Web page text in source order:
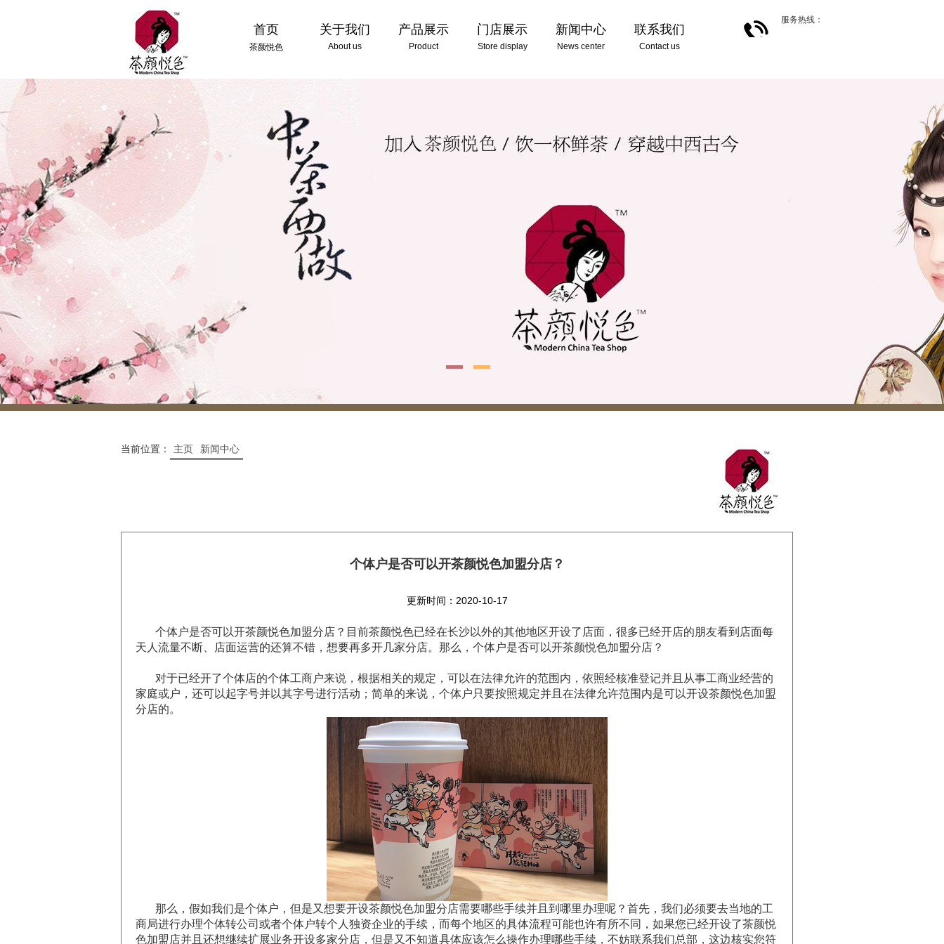
首页
茶颜悦色
关于我们
About us
产品展示
Product
门店展示
Store display
新闻中心
News center
联系我们
Contact us
服务热线：
当前位置： 主页 新闻中心
个体户是否可以开茶颜悦色加盟分店？
更新时间：2020-10-17
个体户是否可以开茶颜悦色加盟分店？目前茶颜悦色已经在长沙以外的其他地区开设了店面，很多已经开店的朋友看到店面每
天人流量不断、店面运营的还算不错，想要再多开几家分店。那么，个体户是否可以开茶颜悦色加盟分店？
对于已经开了个体店的个体工商户来说，根据相关的规定，可以在法律允许的范围内，依照经核准登记并且从事工商业经营的
家庭或户，还可以起字号并以其字号进行活动；简单的来说，个体户只要按照规定并且在法律允许范围内是可以开设茶颜悦色加盟
分店的。
那么，假如我们是个体户，但是又想要开设茶颜悦色加盟分店需要哪些手续并且到哪里办理呢？首先，我们必须要去当地的工
商局进行办理个体转公司或者个体户转个人独资企业的手续，而每个地区的具体流程可能也许有所不同，如果您已经开设了茶颜悦
色加盟店并且还想继续扩展业务开设多家分店，但是又不知道具体应该怎么操作办理哪些手续，不妨联系我们总部，这边核实您符